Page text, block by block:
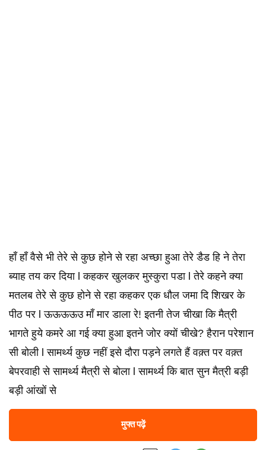
हाँ हाँ वैसे भी तेरे से कुछ होने से रहा अच्छा हुआ तेरे डैड हि ने तेरा
ब्याह तय कर दिया l कहकर खुलकर मुस्कुरा पडा l तेरे कहने क्या
मतलब तेरे से कुछ होने से रहा कहकर एक धौल जमा दि शिखर के
पीठ पर l ऊऊऊऊउ माँ मार डाला रे! इतनी तेज चीखा कि मैत्री
भागते हुये कमरे आ गई क्या हुआ इतने जोर क्यों चीखे? हैरान परेशान
सी बोली l सामर्थ्य कुछ नहीं इसे दौरा पड़ने लगते हैं वक़्त पर वक़्त
बेपरवाही से सामर्थ्य मैत्री से बोला l सामर्थ्य कि बात सुन मैत्री बड़ी
बड़ी आंखों से
मुफ्त पढ़ें